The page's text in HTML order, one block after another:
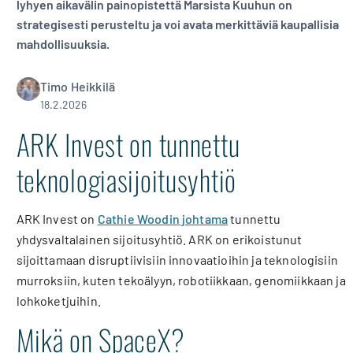
lyhyen aikavälin painopistettä Marsista Kuuhun on
strategisesti perusteltu ja voi avata merkittäviä kaupallisia
mahdollisuuksia.
Timo Heikkilä
18.2.2026
ARK Invest on tunnettu
teknologiasijoitusyhtiö
ARK Invest on Cathie Woodin johtamatunnettu
yhdysvaltalainen sijoitusyhtiö. ARK on erikoistunut
sijoittamaan disruptiivisiin innovaatioihin ja teknologisiin
murroksiin, kuten tekoälyyn, robotiikkaan, genomiikkaan ja
lohkoketjuihin.
Mikä on SpaceX?